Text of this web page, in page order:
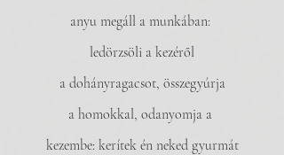
anyu megáll a munkában:
ledörzsöli a kezéről
a dohányragacsot, összegyúrja
a homokkal, odanyomja a
kezembe: kerítek én neked gyurmát